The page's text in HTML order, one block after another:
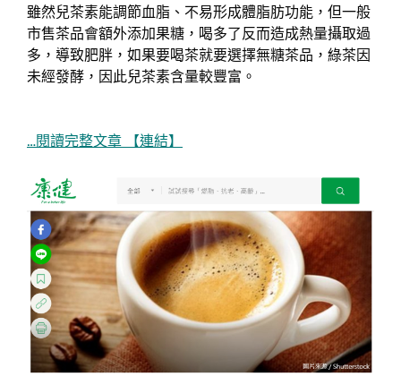
雖然兒茶素能調節血脂、不易形成體脂肪功能，但一般
市售茶品會額外添加果糖，喝多了反而造成熱量攝取過
多，導致肥胖，如果要喝茶就要選擇無糖茶品，綠茶因
未經發酵，因此兒茶素含量較豐富。
…閱讀完整文章 【連結】